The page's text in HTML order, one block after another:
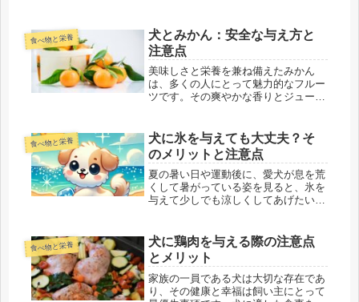
麺を食べてしまったりして、「犬は麺
類を食べても大丈夫なの？」と不安に
なった...
食べ物と栄養
犬とみかん：安全な与え方と
注意点
美味しさと栄養を兼ね備えたみかん
は、多くの人にとって魅力的なフルー
ツです。その爽やかな香りとジューシ
犬にもみかんの魅力を分け与えたくな
る瞬間があるかもしれません。しか
し、こ...
食べ物と栄養
犬に氷を与えても大丈夫？そ
のメリットと注意点
夏の暑い日や運動後に、愛犬が息を荒
くして暑がっている姿を見ると、氷を
与えて少しでも涼しくしてあげたいと
うか？この記事では、犬に氷を与える
ことのメリットや注意点、おすすめの
与...
食べ物と栄養
犬に鶏肉を与える際の注意点
とメリット
家族の一員である犬は大切な存在であ
り、その健康と幸福は飼い主にとって